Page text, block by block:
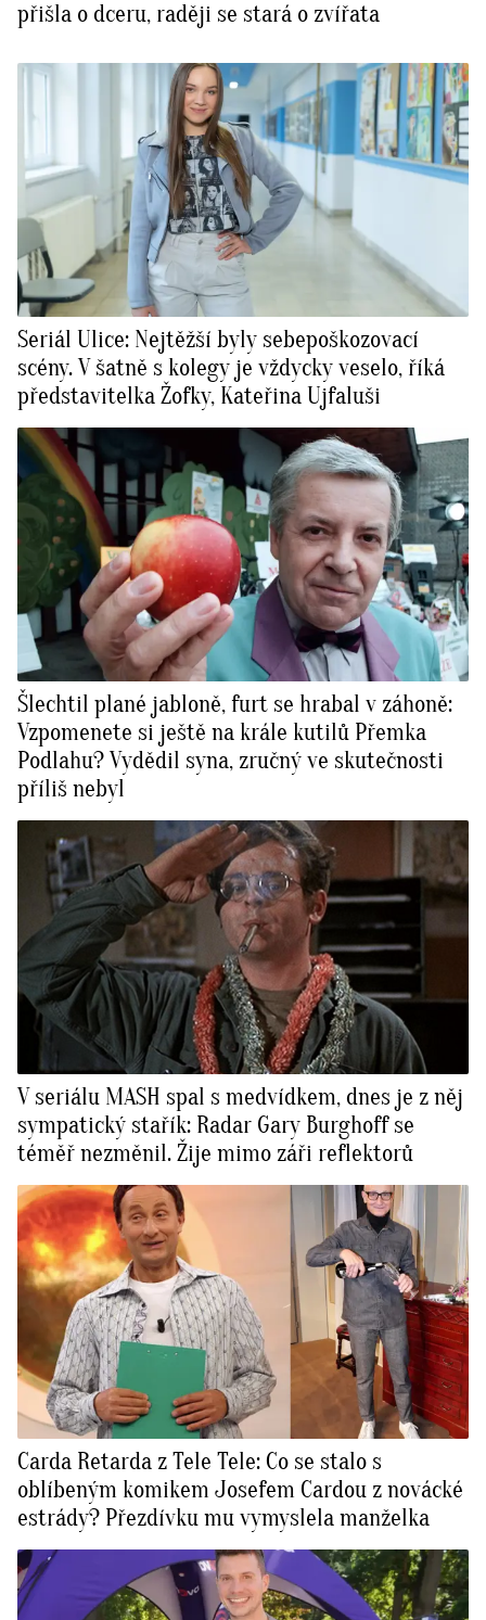
přišla o dceru, raději se stará o zvířata
Seriál Ulice: Nejtěžší byly sebepoškozovací
scény. V šatně s kolegy je vždycky veselo, říká
představitelka Žofky, Kateřina Ujfaluši
Šlechtil plané jabloně, furt se hrabal v záhoně:
Vzpomenete si ještě na krále kutilů Přemka
Podlahu? Vydědil syna, zručný ve skutečnosti
příliš nebyl
V seriálu MASH spal s medvídkem, dnes je z něj
sympatický stařík: Radar Gary Burghoff se
téměř nezměnil. Žije mimo záři reflektorů
Carda Retarda z Tele Tele: Co se stalo s
oblíbeným komikem Josefem Cardou z novácké
estrády? Přezdívku mu vymyslela manželka